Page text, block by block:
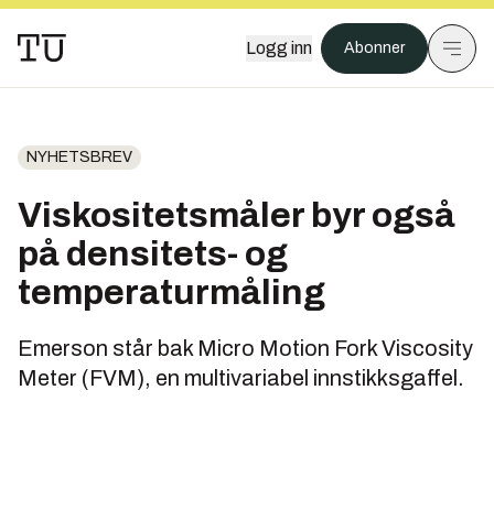
Logg inn Abonner
NYHETSBREV
Viskositetsmåler byr også
på densitets- og
temperaturmåling
Emerson står bak Micro Motion Fork Viscosity
Meter (FVM), en multivariabel innstikksgaffel.